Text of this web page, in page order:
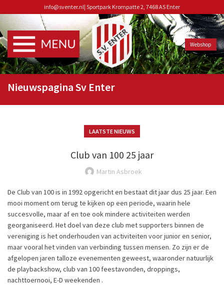
info@sventer.nl| Sportpark Krompatte 2, 7468 AS Enter
Webshop
Nieuwspagina Sv Enter
LAATSTE NIEUWS
Club van 100 25 jaar
Martin Asbroek
De Club van 100 is in 1992 opgericht en bestaat dit jaar dus 25 jaar. Een
mooi moment om terug te kijken op een periode, waarin hele
succesvolle, maar af en toe ook mindere activiteiten werden
georganiseerd. Het doel van deze club met supporters binnen de
vereniging is het onderhouden van activiteiten voor junior en senior,
maar vooral het vinden van verbinding tussen mensen. Zo zijn er de
afgelopen jaren talloze evenementen geweest, waaronder natuurlijk
de playbackshow, club van 100 feestavonden, droppings,
nachttoernooi, E-D weekenden .